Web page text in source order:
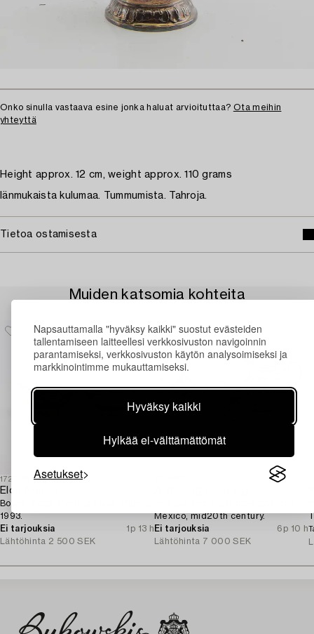
Napsauttamalla "hyväksy kaikki" suostut evästeiden
tallentamiseen laitteellesi verkkosivuston navigoinnin
parantamiseksi, verkkosivuston käytön analysoimiseksi ja
markkinointimme mukauttamiseksi.
Hyväksy kaikki
Hylkää ei-välttämättömät
Asetukset
Onko sinulla vastaava esine jonka haluat arvioituttaa? Ota meihin
yhteyttä
Height approx. 12 cm, weight approx. 110 grams
Iänmukaista kulumaa. Tummumista. Tahroja.
Tietoa ostamisesta
Muiden katsomia kohteita
1723174
Elon Arenhill
Bowls, 2 pcs, sterling silver, Malmö,
1993.
Ei tarjouksia
1p 13 h
Lähtöhinta 2 500 SEK
Mexico, mid20th century.
Ei tarjouksia
6p 10 h
Lähtöhinta 7 000 SEK